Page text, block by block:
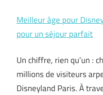
Meilleur âge pour
pour un séjour parfait
Un chiffre, rien qu’un :
millions de visiteurs
Disneyland Paris. À